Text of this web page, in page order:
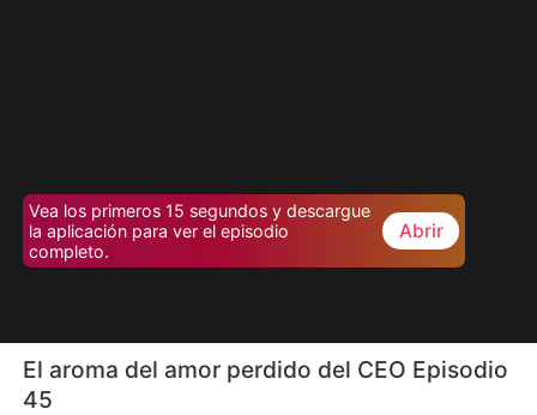
Vea los primeros 15 segundos y descargue
la aplicación para ver el episodio
completo.
Abrir
El aroma del amor perdido del CEO Episodio
45